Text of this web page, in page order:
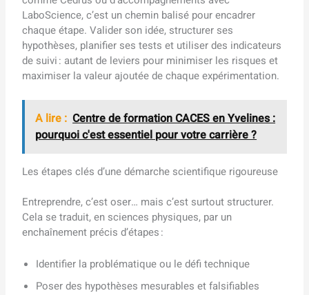
LaboScience, c’est un chemin balisé pour encadrer
chaque étape. Valider son idée, structurer ses
hypothèses, planifier ses tests et utiliser des indicateurs
de suivi : autant de leviers pour minimiser les risques et
maximiser la valeur ajoutée de chaque expérimentation.
A lire : Centre de formation CACES en Yvelines :
pourquoi c'est essentiel pour votre carrière ?
Les étapes clés d’une démarche scientifique rigoureuse
Entreprendre, c’est oser… mais c’est surtout structurer.
Cela se traduit, en sciences physiques, par un
enchaînement précis d’étapes :
Identifier la problématique ou le défi technique
Poser des hypothèses mesurables et falsifiables